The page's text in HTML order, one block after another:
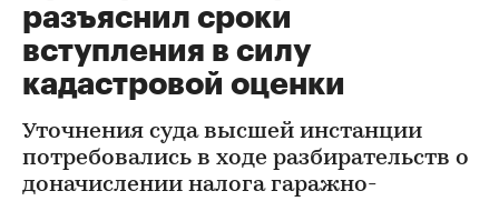
разъяснил сроки
вступления в силу
кадастровой оценки
Уточнения суда высшей инстанции
потребовались в ходе разбирательств о
доначислении налога гаражно-